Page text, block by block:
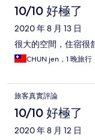
10/10 好極了
2020 年 8 月 13 日
很大的空間，住宿很
CHUN jen，1 晚旅行
旅客真實評論
10/10 好極了
2020 年 8 月 12 日